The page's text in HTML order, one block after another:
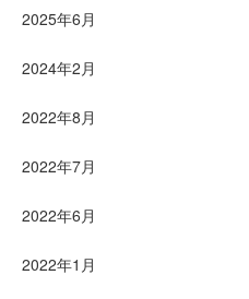
2025年6月
2024年2月
2022年8月
2022年7月
2022年6月
2022年1月